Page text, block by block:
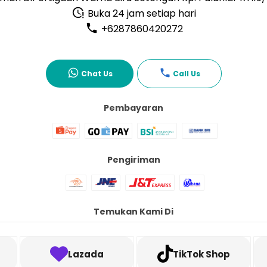
Buka 24 jam setiap hari
+6287860420272
Chat Us Call Us
Pembayaran
Pengiriman
Temukan Kami Di
Lazada TikTok Shop